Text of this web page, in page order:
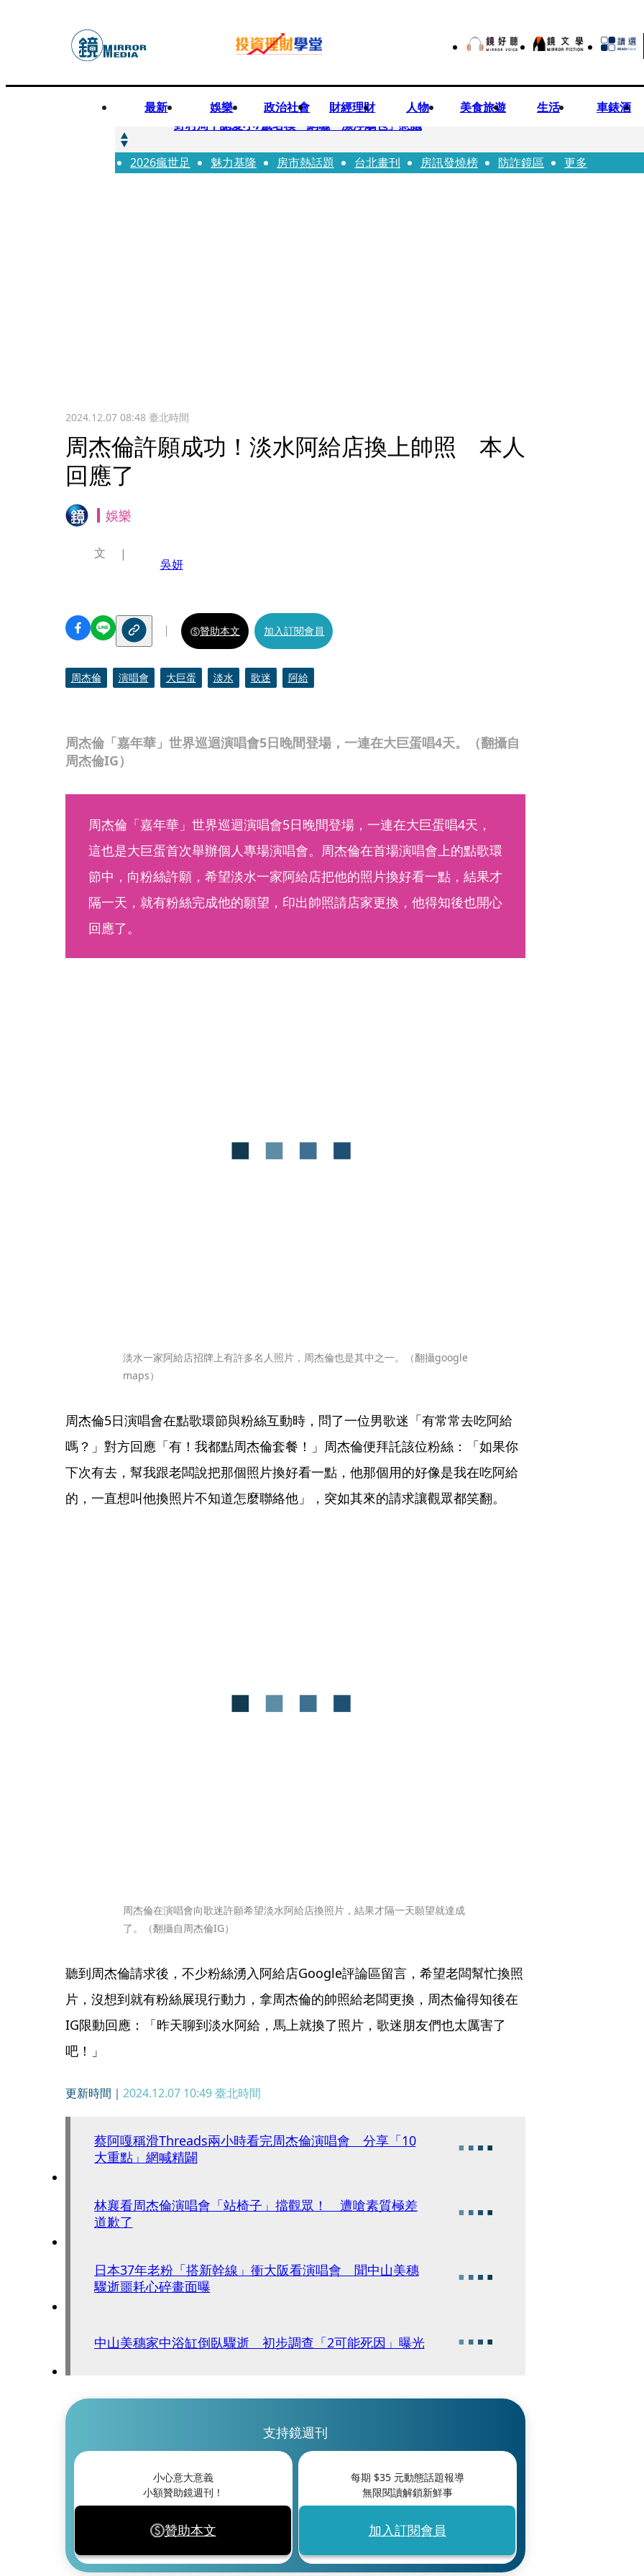
最新 娛樂 政治社會 財經理財 人物 美食旅遊 生活 車錶酒
快訊
野村周平認愛小7歲名模 網曬「漂浮鵰包」惹議
快訊
8年磨一劍 陳法拉自編自導《Bloodline》進軍多倫多 柯林法洛姊弟相挺
2026瘋世足 魅力基隆 房市熱話題 台北畫刊 房訊發燒榜 防詐鏡區 更多
2024.12.07 08:48臺北時間
周杰倫許願成功！淡水阿給店換上帥照 本人
回應了
娛樂
周杰倫「嘉年華」世界巡迴演唱會5日晚間登場，一連在大巨蛋唱4天。（翻攝自
周杰倫IG）
文
吳妍
贊助本文 加入訂閱會員
周杰倫 演唱會 大巨蛋 淡水 歌迷 阿給
周杰倫「嘉年華」世界巡迴演唱會5日晚間登場，一連在大巨蛋唱4天，
這也是大巨蛋首次舉辦個人專場演唱會。周杰倫在首場演唱會上的點歌環
節中，向粉絲許願，希望淡水一家阿給店把他的照片換好看一點，結果才
隔一天，就有粉絲完成他的願望，印出帥照請店家更換，他得知後也開心
回應了。
淡水一家阿給店招牌上有許多名人照片，周杰倫也是其中之一。（翻攝google
maps）
周杰倫5日演唱會在點歌環節與粉絲互動時，問了一位男歌迷「有常常去吃阿給
嗎？」對方回應「有！我都點周杰倫套餐！」周杰倫便拜託該位粉絲：「如果你
下次有去，幫我跟老闆說把那個照片換好看一點，他那個用的好像是我在吃阿給
的，一直想叫他換照片不知道怎麼聯絡他」，突如其來的請求讓觀眾都笑翻。
周杰倫在演唱會向歌迷許願希望淡水阿給店換照片，結果才隔一天願望就達成
了。（翻攝自周杰倫IG）
聽到周杰倫請求後，不少粉絲湧入阿給店Google評論區留言，希望老闆幫忙換照
片，沒想到就有粉絲展現行動力，拿周杰倫的帥照給老闆更換，周杰倫得知後在
IG限動回應：「昨天聊到淡水阿給，馬上就換了照片，歌迷朋友們也太厲害了
吧！」
更新時間｜ 2024.12.07 10:49臺北時間
蔡阿嘎稱滑Threads兩小時看完周杰倫演唱會 分享「10
大重點」網喊精闢
林襄看周杰倫演唱會「站椅子」擋觀眾！ 遭嗆素質極差
道歉了
日本37年老粉「搭新幹線」衝大阪看演唱會 聞中山美穗
驟逝噩耗心碎畫面曝
中山美穗家中浴缸倒臥驟逝 初步調查「2可能死因」曝光
支持鏡週刊
小心意大意義
小額贊助鏡週刊！
贊助本文
每期 $35元動態話題報導
無限閱讀解鎖新鮮事
加入訂閱會員